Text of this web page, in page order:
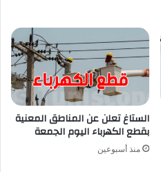
الستاغ تعلن عن المناطق المعنية
بقطع الكهرباء اليوم الجمعة
منذ أسبوعين